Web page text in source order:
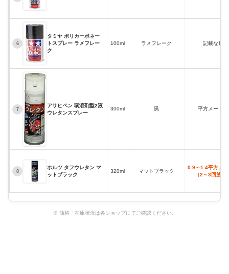
6
タミヤ ポリカーボネー
トスプレー ラメフレー
ク
100ml ラメフレーク 記載なし
7
アサヒペン 弱溶剤型2液
ウレタンスプレー
300ml 黒 平方メートル
8
ホルツ タフウレタン マ
ットブラック
320ml マットブラック
0.9～1.4平方メ
（2～3回塗り
※ 価格・在庫状況は各ショップにてご確認ください。